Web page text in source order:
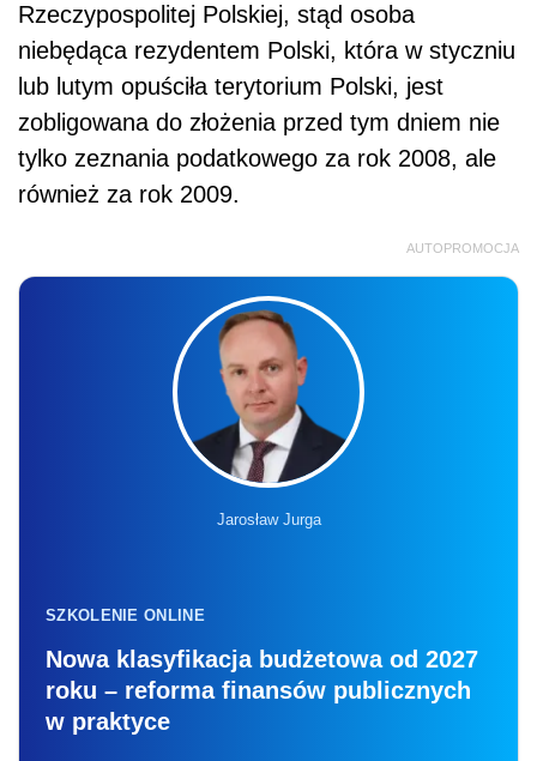
Rzeczypospolitej Polskiej, stąd osoba
niebędąca rezydentem Polski, która w styczniu
lub lutym opuściła terytorium Polski, jest
zobligowana do złożenia przed tym dniem nie
tylko zeznania podatkowego za rok 2008, ale
również za rok 2009.
AUTOPROMOCJA
Jarosław Jurga
SZKOLENIE ONLINE
Nowa klasyfikacja budżetowa od 2027
roku – reforma finansów publicznych
w praktyce